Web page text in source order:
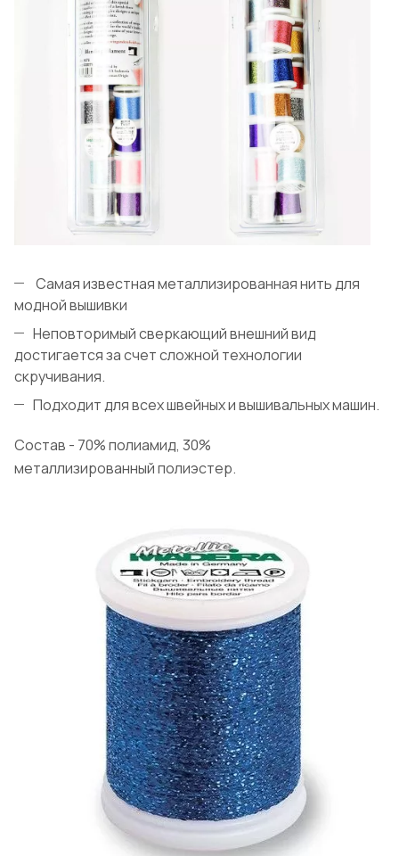
Самая известная металлизированная нить для
модной вышивки
Неповторимый сверкающий внешний вид
достигается за счет сложной технологии
скручивания.
Подходит для всех швейных и вышивальных машин.
Состав - 70% полиамид, 30%
металлизированный полиэстер.